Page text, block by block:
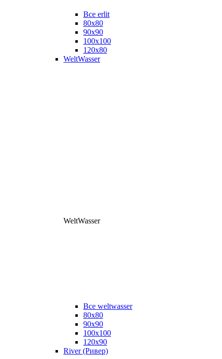
Все erlit
80x80
90x90
100x100
120x80
WeltWasser
WeltWasser
Все weltwasser
80x80
90x90
100x100
120x90
River (Ривер)